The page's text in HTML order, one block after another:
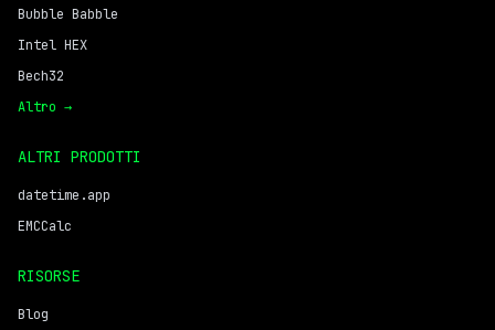
Bubble Babble
Intel HEX
Bech32
Altro →
ALTRI PRODOTTI
datetime.app
EMCCalc
RISORSE
Blog